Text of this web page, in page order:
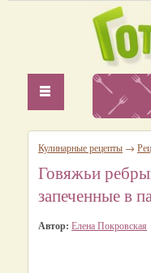
Кулинарные рецепты →
Говяжьи
запеченные в
Автор: Елена Покровская